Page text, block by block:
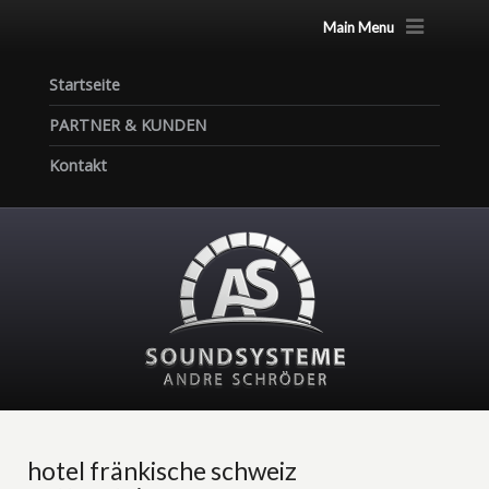
Main Menu
Startseite
PARTNER & KUNDEN
Kontakt
hotel fränkische schweiz